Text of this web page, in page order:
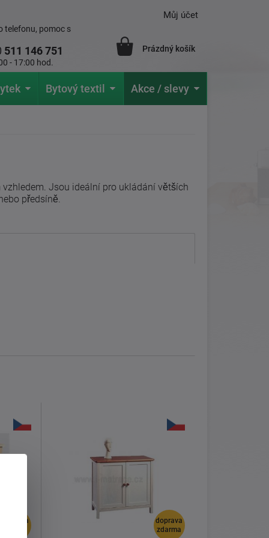
telefonu, pomoc s
511 146 751
- 17:00 hod.
Můj účet
Prázdný košík
Bytový textil Akce / slevy
Jsou ideální pro ukládání větších
předsíně.
doprava
doprava
zdarma